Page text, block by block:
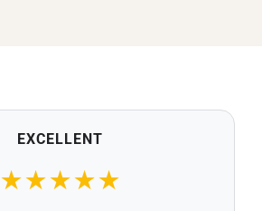
EXCELLENT
★★★★★